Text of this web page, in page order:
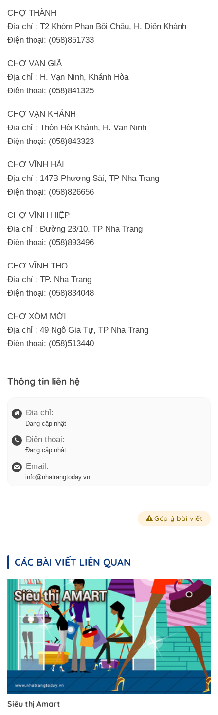
CHỢ THÀNH
Địa chỉ : T2 Khóm Phan Bội Châu, H. Diên Khánh
Điện thoại: (058)851733
CHỢ VẠN GIÃ
Địa chỉ : H. Vạn Ninh, Khánh Hòa
Điện thoại: (058)841325
CHỢ VẠN KHÁNH
Địa chỉ : Thôn Hội Khánh, H. Vạn Ninh
Điện thoại: (058)843323
CHỢ VĨNH HẢI
Địa chỉ : 147B Phương Sài, TP Nha Trang
Điện thoại: (058)826656
CHỢ VĨNH HIỆP
Địa chỉ : Đường 23/10, TP Nha Trang
Điện thoại: (058)893496
CHỢ VĨNH THỌ
Địa chỉ : TP. Nha Trang
Điện thoại: (058)834048
CHỢ XÓM MỚI
Địa chỉ : 49 Ngô Gia Tự, TP Nha Trang
Điện thoại: (058)513440
Thông tin liên hệ
Địa chỉ:
Đang cập nhật
Điện thoại:
Đang cập nhật
Email:
info@nhatrangtoday.vn
Góp ý bài viết
CÁC BÀI VIẾT LIÊN QUAN
Siêu thị Amart